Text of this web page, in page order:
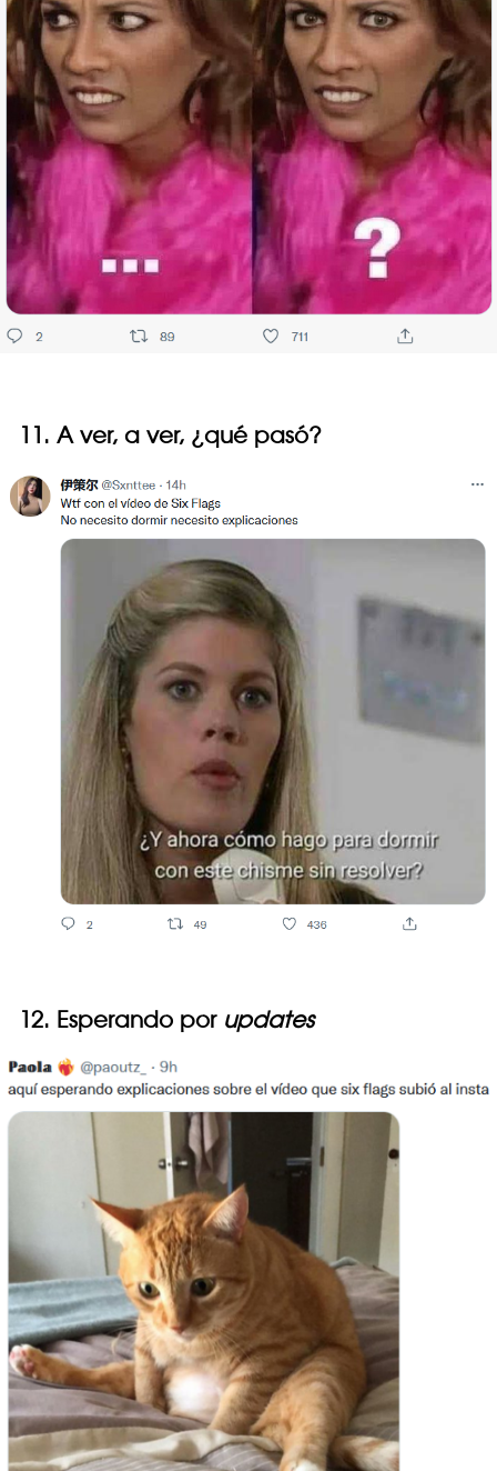
11. A ver, a ver, ¿qué pasó?
12. Esperando porupdates